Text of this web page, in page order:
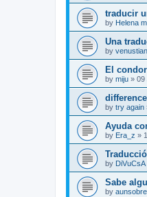
traducir
by Helena
Una
by
El
by miju » 09
by try again
Ayuda
by Era_z »
by DiVuCsA
Sabe
by